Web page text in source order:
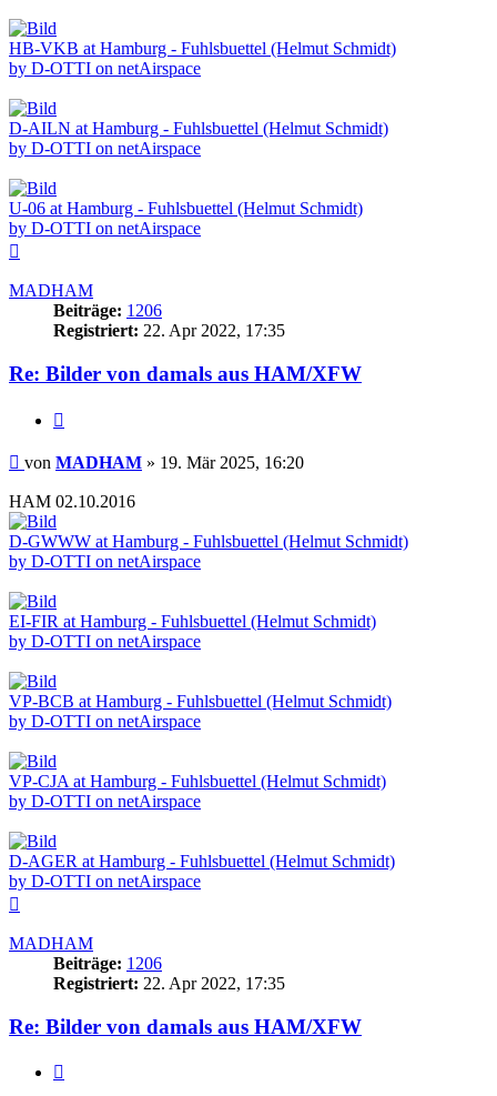
HB-VKB at Hamburg - Fuhlsbuettel (Helmut Schmidt)
by D-OTTI on netAirspace
D-AILN at Hamburg - Fuhlsbuettel (Helmut Schmidt)
by D-OTTI on netAirspace
U-06 at Hamburg - Fuhlsbuettel (Helmut Schmidt)
by D-OTTI on netAirspace
MADHAM
Beiträge: 1206
Registriert: 22. Apr 2022, 17:35
Re: Bilder von damals aus HAM/XFW
Beitrag
von MADHAM » 19. Mär 2025, 16:20
HAM 02.10.2016
D-GWWW at Hamburg - Fuhlsbuettel (Helmut Schmidt)
by D-OTTI on netAirspace
EI-FIR at Hamburg - Fuhlsbuettel (Helmut Schmidt)
by D-OTTI on netAirspace
VP-BCB at Hamburg - Fuhlsbuettel (Helmut Schmidt)
by D-OTTI on netAirspace
VP-CJA at Hamburg - Fuhlsbuettel (Helmut Schmidt)
by D-OTTI on netAirspace
D-AGER at Hamburg - Fuhlsbuettel (Helmut Schmidt)
by D-OTTI on netAirspace
MADHAM
Beiträge: 1206
Registriert: 22. Apr 2022, 17:35
Re: Bilder von damals aus HAM/XFW